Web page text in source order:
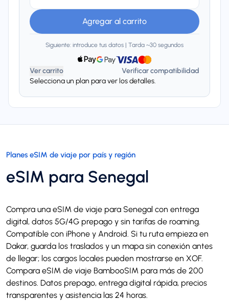
Agregar al carrito
Siguiente: introduce tus datos | Tarda ~30 segundos
Ver carrito
Verificar compatibilidad
Selecciona un plan para ver los detalles.
Planes eSIM de viaje por país y región
eSIM para Senegal
Compra una eSIM de viaje para Senegal con entrega
digital, datos 5G/4G prepago y sin tarifas de roaming.
Compatible con iPhone y Android. Si tu ruta empieza en
Dakar, guarda los traslados y un mapa sin conexión antes
de llegar; los cargos locales pueden mostrarse en XOF.
Compara eSIM de viaje BambooSIM para más de 200
destinos. Datos prepago, entrega digital rápida, precios
transparentes y asistencia las 24 horas.